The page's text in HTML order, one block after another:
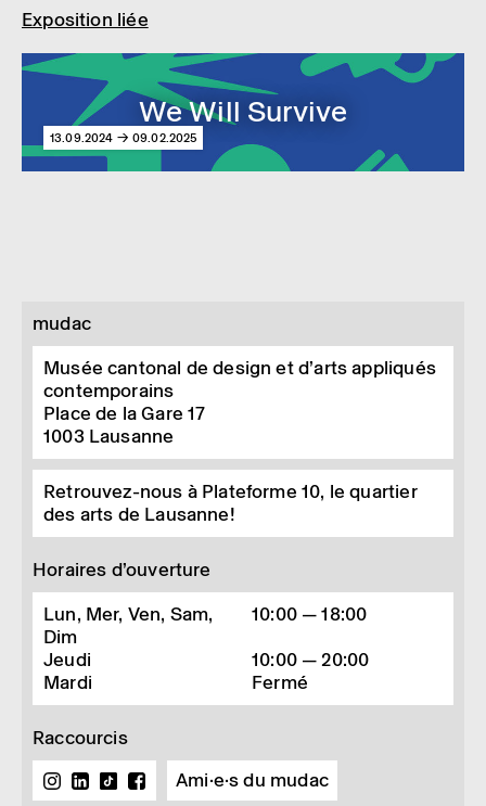
Exposition liée
We Will Survive
13.09.2024 → 09.02.2025
mudac
Musée cantonal de design et d’arts appliqués
contemporains
Place de la Gare 17
1003 Lausanne
Retrouvez-nous à Plateforme 10, le quartier
des arts de Lausanne!
Horaires d’ouverture
Lun, Mer, Ven, Sam,
Dim
10:00 — 18:00
Jeudi
10:00 — 20:00
Mardi
Fermé
Raccourcis
Ami·e·s du mudac